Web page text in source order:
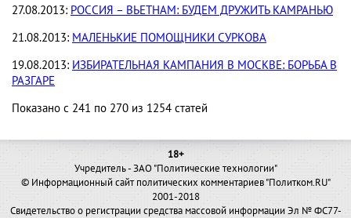
27.08.2013: РОССИЯ – ВЬЕТНАМ: БУДЕМ ДРУЖИТЬ КАМРАНЬЮ
21.08.2013: МАЛЕНЬКИЕ ПОМОЩНИКИ СУРКОВА
19.08.2013: ИЗБИРАТЕЛЬНАЯ КАМПАНИЯ В МОСКВЕ: БОРЬБА В
РАЗГАРЕ
Показано с 241 по 270 из 1254 статей
18+
Учредитель - ЗАО "Политические технологии"
© Информационный сайт политических комментариев "Политком.RU"
2001-2018
Свидетельство о регистрации средства массовой информации Эл № ФС77-